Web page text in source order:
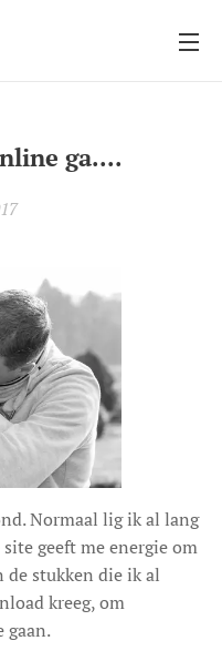
ga....
Normaal lig ik al lang
geeft me energie om
de stukken die ik al
kreeg, om
gaan.